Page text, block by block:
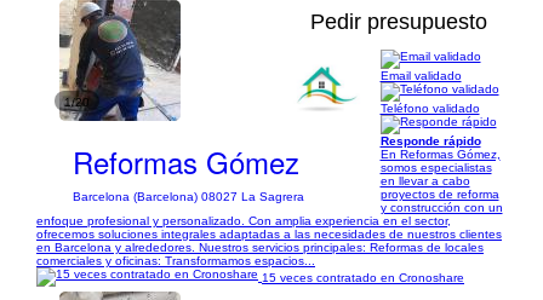
1/20
Pedir presupuesto
Reformas Gómez
Barcelona (Barcelona) 08027 La Sagrera
Email validado
Teléfono validado
Responde rápido
En Reformas Gómez,
somos especialistas
en llevar a cabo
proyectos de reforma
y construcción con un
enfoque profesional y personalizado. Con amplia experiencia en el sector,
ofrecemos soluciones integrales adaptadas a las necesidades de nuestros clientes
en Barcelona y alrededores. Nuestros servicios principales: Reformas de locales
comerciales y oficinas: Transformamos espacios...
15 veces contratado en Cronoshare